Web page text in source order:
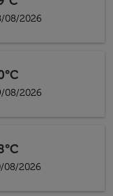
08/2026
08/2026
08/2026